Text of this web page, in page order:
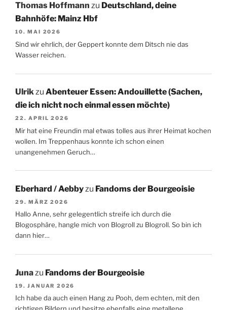
Thomas Hoffmann zu Deutschland, deine
Bahnhöfe: Mainz Hbf
10. MAI 2026
Sind wir ehrlich, der Geppert konnte dem Ditsch nie das
Wasser reichen.
Ulrikzu Abenteuer Essen: Andouillette (Sachen,
die ich nicht noch einmal essen möchte)
22. APRIL 2026
Mir hat eine Freundin mal etwas tolles aus ihrer Heimat kochen
wollen. Im Treppenhaus konnte ich schon einen
unangenehmen Geruch…
Eberhard / Aebbyzu Fandoms der Bourgeoisie
29. MÄRZ 2026
Hallo Anne, sehr gelegentlich streife ich durch die
Blogosphäre, hangle mich von Blogroll zu Blogroll. So bin ich
dann hier…
Juna zu Fandoms der Bourgeoisie
19. JANUAR 2026
Ich habe da auch einen Hang zu Pooh, dem echten, mit den